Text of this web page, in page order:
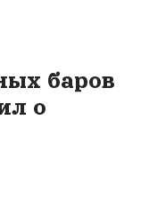
баров
о